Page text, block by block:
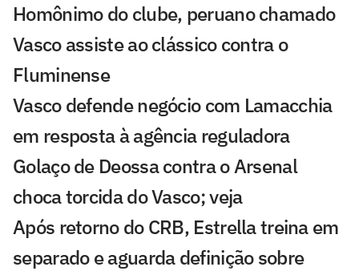
Homônimo do clube, peruano chamado
Vasco assiste ao clássico contra o
Fluminense
Vasco defende negócio com Lamacchia
em resposta à agência reguladora
Golaço de Deossa contra o Arsenal
choca torcida do Vasco; veja
Após retorno do CRB, Estrella treina em
separado e aguarda definição sobre